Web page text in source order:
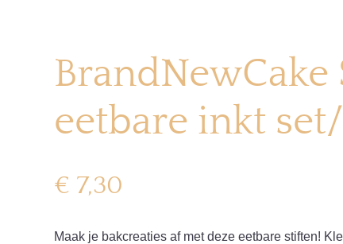
BrandNewCake
eetbare inkt
€ 7,30
Maak je bakcreaties af met deze eetbare stiften!